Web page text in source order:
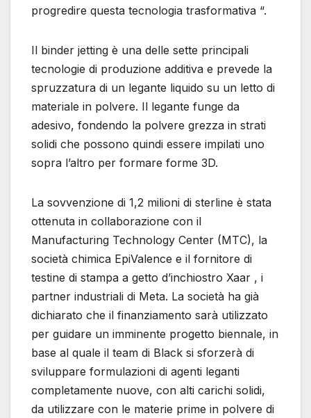
progredire questa tecnologia trasformativa “.
Il binder jetting è una delle sette principali
tecnologie di produzione additiva e prevede la
spruzzatura di un legante liquido su un letto di
materiale in polvere. Il legante funge da
adesivo, fondendo la polvere grezza in strati
solidi che possono quindi essere impilati uno
sopra l’altro per formare forme 3D.
La sovvenzione di 1,2 milioni di sterline è stata
ottenuta in collaborazione con il
Manufacturing Technology Center (MTC), la
società chimica EpiValence e il fornitore di
testine di stampa a getto d’inchiostro Xaar , i
partner industriali di Meta. La società ha già
dichiarato che il finanziamento sarà utilizzato
per guidare un imminente progetto biennale, in
base al quale il team di Black si sforzerà di
sviluppare formulazioni di agenti leganti
completamente nuove, con alti carichi solidi,
da utilizzare con le materie prime in polvere di